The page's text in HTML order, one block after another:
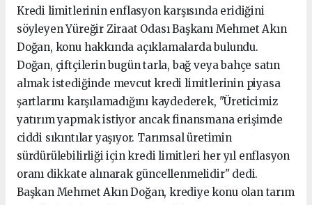
Kredi limitlerinin enflasyon karşısında eridiğini
söyleyen Yüreğir Ziraat Odası Başkanı Mehmet Akın
Doğan, konu hakkında açıklamalarda bulundu.
Doğan, çiftçilerin bugün tarla, bağ veya bahçe satın
almak istediğinde mevcut kredi limitlerinin piyasa
şartlarını karşılamadığını kaydederek, "Üreticimiz
yatırım yapmak istiyor ancak finansmana erişimde
ciddi sıkıntılar yaşıyor. Tarımsal üretimin
sürdürülebilirliği için kredi limitleri her yıl enflasyon
oranı dikkate alınarak güncellenmelidir" dedi.
Başkan Mehmet Akın Doğan, krediye konu olan tarım